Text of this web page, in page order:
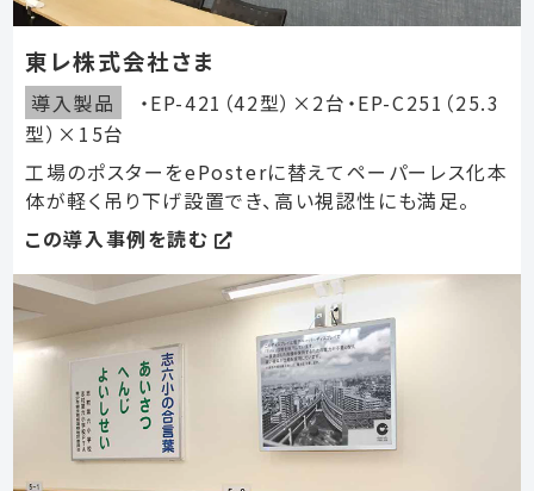
東レ株式会社さま
導入製品
・EP-421（42型）×2台・EP-C251（25.3
型）×15台
工場のポスターをePosterに替えてペーパーレス化本
体が軽く吊り下げ設置でき、高い視認性にも満足。
この導入事例を読む